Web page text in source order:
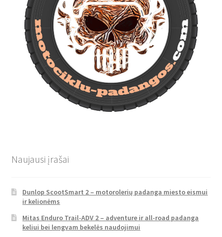
Naujausi įrašai
Dunlop ScootSmart 2 – motorolerių padanga miesto eismui
ir kelionėms
Mitas Enduro Trail-ADV 2 – adventure ir all-road padanga
keliui bei lengvam bekelės naudojimui